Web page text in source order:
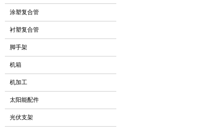
涂塑复合管
衬塑复合管
脚手架
机箱
机加工
太阳能配件
光伏支架